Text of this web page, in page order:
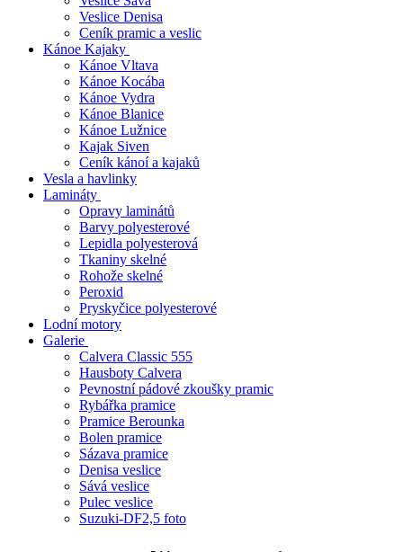
Veslice Denisa
Ceník pramic a veslic
Kánoe Kajaky
Kánoe Vltava
Kánoe Kocába
Kánoe Vydra
Kánoe Blanice
Kánoe Lužnice
Kajak Siven
Ceník kánoí a kajaků
Vesla a havlinky
Lamináty
Opravy laminátů
Barvy polyesterové
Lepidla polyesterová
Tkaniny skelné
Rohože skelné
Peroxid
Pryskyčice polyesterové
Lodní motory
Galerie
Calvera Classic 555
Hausboty Calvera
Pevnostní pádové zkoušky pramic
Rybářka pramice
Pramice Berounka
Bolen pramice
Sázava pramice
Denisa veslice
Sává veslice
Pulec veslice
Suzuki-DF2,5 foto